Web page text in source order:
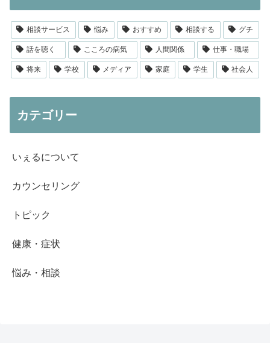
相談サービス 悩み おすすめ 相談する グチ
話を聴く こころの病気 人間関係 仕事・職場
将来 学校 メディア 家庭 学生 社会人
カテゴリー
いぇるについて
カウンセリング
トピック
健康・症状
悩み・相談